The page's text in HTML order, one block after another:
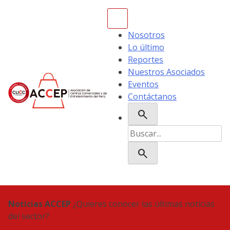
Nosotros
Lo último
Reportes
Nuestros Asociados
Eventos
Contáctanos
search
Buscar:
search
Noticias ACCEP ¿Quieres conocer las últimas noticias
del sector?